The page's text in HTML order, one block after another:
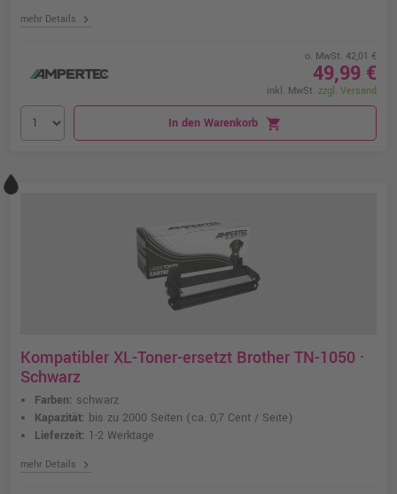
mehr Details chevron_right
o. MwSt. 42,01 €
49,99 €
inkl. MwSt. zzgl. Versand
In den Warenkorb shopping_cart
Kompatibler XL-Toner-ersetzt Brother TN-1050 ·
Schwarz
Farben: schwarz
Kapazität: bis zu 2000 Seiten (ca. 0,7 Cent / Seite)
Lieferzeit: 1-2 Werktage
mehr Details chevron_right